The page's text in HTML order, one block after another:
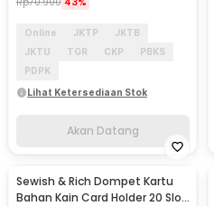
Online JKTP
JKTB
JKTU
TGR CKP
PBKS
PDPK
Lihat Ketersediaan Stok
Akan Datang
Sewish & Rich Dompet Kartu
Bahan Kain Card Holder 20 Slot